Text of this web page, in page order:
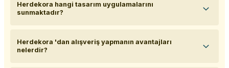
Herdekora hangi tasarım uygulamalarını
sunmaktadır?
Herdekora 'dan alışveriş yapmanın avantajları
nelerdir?